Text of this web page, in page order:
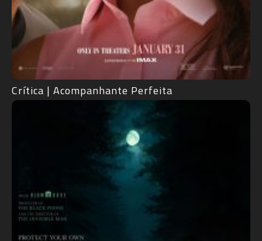
Crítica | Acompanhante Perfeita